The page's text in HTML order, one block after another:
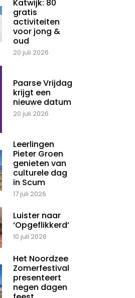
Katwijk: 80
gratis
activiteiten
voor jong &
oud
20 juli 2026
Paarse Vrijdag
krijgt een
nieuwe datum
20 juli 2026
Leerlingen
Pieter Groen
genieten van
culturele dag
in Scum
17 juli 2026
Luister naar
‘Opgeflikkerd’
10 juli 2026
Het Noordzee
Zomerfestival
presenteert
negen dagen